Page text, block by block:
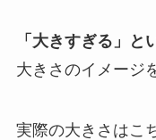
「大きすぎる」と
大きさのイメージ
実際の大きさはこ